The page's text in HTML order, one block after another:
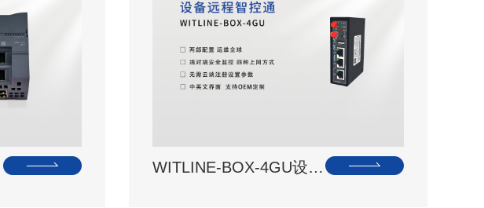
WITLINE-BOX-4GU设…